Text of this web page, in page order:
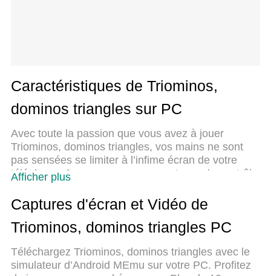
Caractéristiques de Triominos,
dominos triangles sur PC
Avec toute la passion que vous avez à jouer
Triominos, dominos triangles, vos mains ne sont
pas sensées se limiter à l’infime écran de votre
téléphone. Jouez comme un pro et ayez le contrôle
total de votre jeu à l’aide du clavier et de la souris.
MEmu satisfait toutes vos attentes. Téléchargez et
jouez Triominos, dominos triangles sur PC. Jouez
aussi longtemps que vous souhaitez sans aucune
d’appels embêtants. La toute nouvelle version de
MEmu 9 est la meilleure option de jouer Triominos,
Afficher plus
Captures d'écran et Vidéo de
Triominos, dominos triangles PC
Téléchargez Triominos, dominos triangles avec le
simulateur d’Android MEmu sur votre PC. Profitez